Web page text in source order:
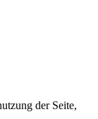
der Seite,